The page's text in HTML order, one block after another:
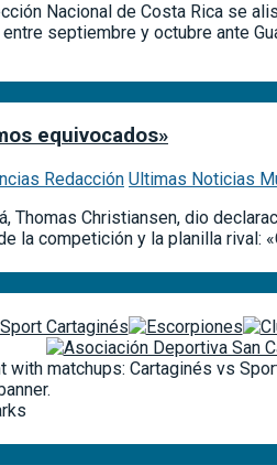
Nacional de Costa Rica se
septiembre y octubre ante
equivocados»
Redacción Ultimas Noticias
Thomas Christiansen, dio
la competición y la planilla rival: